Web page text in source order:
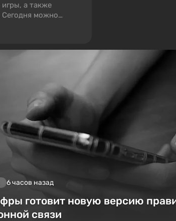
а также
Сегодня можно
стильной
6 часов назад
готовит новую версию
связи